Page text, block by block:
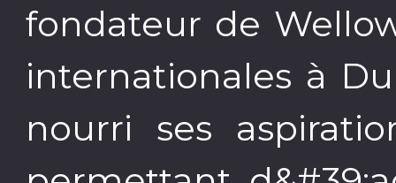
fondateur de
internationales à
nourri ses